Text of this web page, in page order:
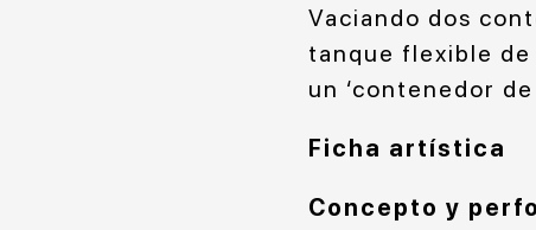
Vaciando dos
tanque flexible de
un ‘contenedor de
Ficha artística
Concepto y